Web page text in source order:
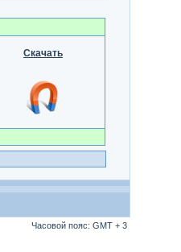
Скачать
Часовой пояс: GMT + 3